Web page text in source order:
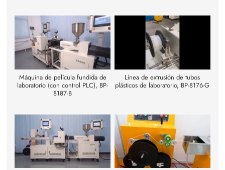
Máquina de película fundida de
laboratorio (con control PLC), BP-
8187-B
Línea de extrusión de tubos
plásticos de laboratorio, BP-8176-G